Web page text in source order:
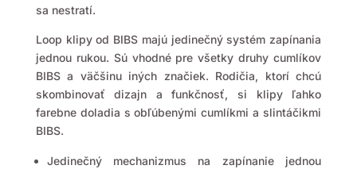
sa nestratí.
Loop klipy od BIBS majú jedinečný systém zapínania
jednou rukou. Sú vhodné pre všetky druhy cumlíkov
BIBS a väčšinu iných značiek. Rodičia, ktorí chcú
skombinovať dizajn a funkčnosť, si klipy ľahko
farebne doladia s obľúbenými cumlíkmi a slintáčikmi
BIBS.
Jedinečný mechanizmus na zapínanie jednou